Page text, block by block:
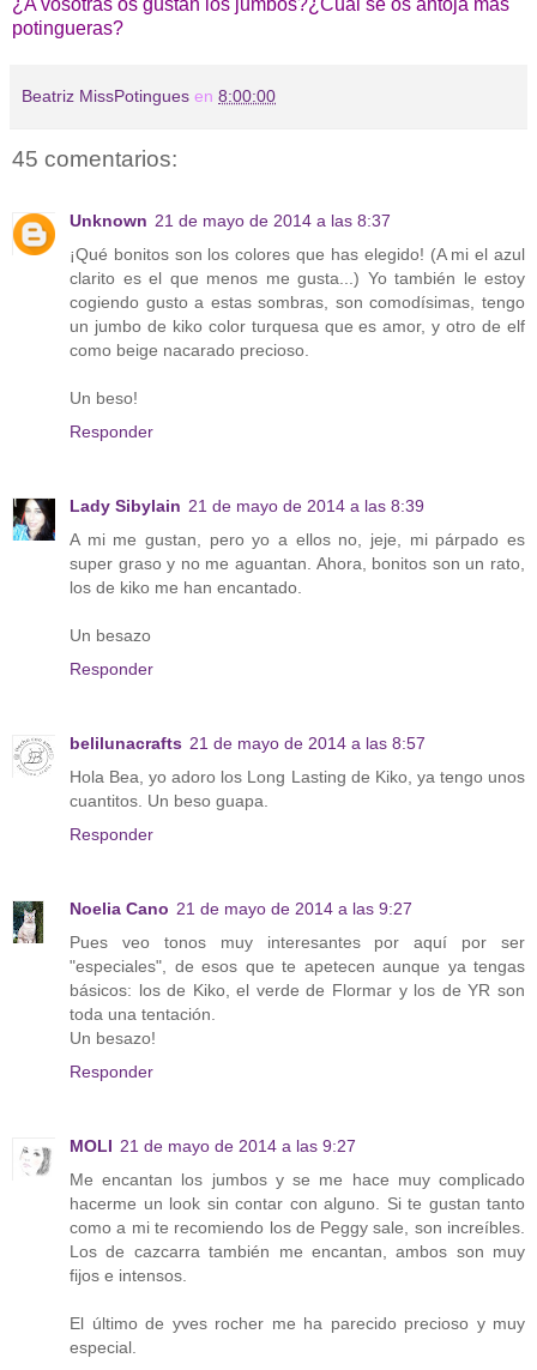
potingueras?
Beatriz MissPotingues en 8:00:00
45 comentarios:
Unknown 21 de mayo de 2014 a las 8:37
¡Qué bonitos son los colores que has elegido! (A mi el azul
clarito es el que menos me gusta...) Yo también le estoy
cogiendo gusto a estas sombras, son comodísimas, tengo
un jumbo de kiko color turquesa que es amor, y otro de elf
como beige nacarado precioso.
Un beso!
Responder
Lady Sibylain 21 de mayo de 2014 a las 8:39
A mi me gustan, pero yo a ellos no, jeje, mi párpado es
super graso y no me aguantan. Ahora, bonitos son un rato,
los de kiko me han encantado.
Un besazo
Responder
belilunacrafts 21 de mayo de 2014 a las 8:57
Hola Bea, yo adoro los Long Lasting de Kiko, ya tengo unos
cuantitos. Un beso guapa.
Responder
Noelia Cano 21 de mayo de 2014 a las 9:27
Pues veo tonos muy interesantes por aquí por ser
"especiales", de esos que te apetecen aunque ya tengas
básicos: los de Kiko, el verde de Flormar y los de YR son
toda una tentación.
Un besazo!
Responder
MOLI 21 de mayo de 2014 a las 9:27
Me encantan los jumbos y se me hace muy complicado
hacerme un look sin contar con alguno. Si te gustan tanto
como a mi te recomiendo los de Peggy sale, son increíbles.
Los de cazcarra también me encantan, ambos son muy
fijos e intensos.
El último de yves rocher me ha parecido precioso y muy
especial.